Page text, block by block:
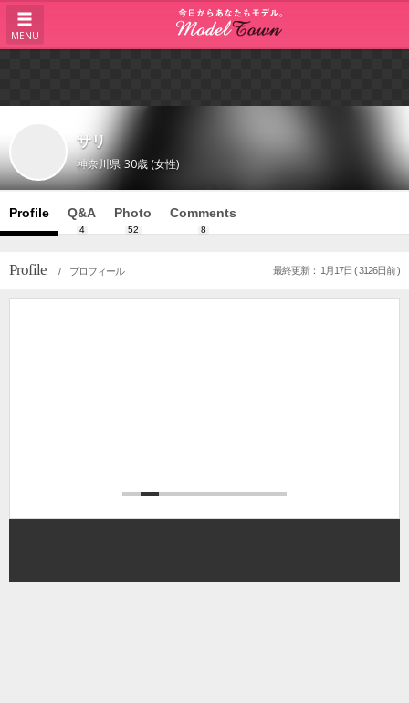
MENU
サリ
神奈川県 30歳 (女性)
Profile Q&A
4
Photo
52
Comments
8
Profile / プロフィール 最終更新： 1月17日 ( 3126日前 )